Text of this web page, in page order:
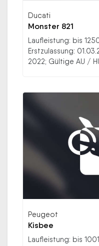
Ducati
Monster 821
Laufleistung: bis
Erstzulassung:
2022; Gültige AU /
Peugeot
Kisbee
Laufleistung: bis